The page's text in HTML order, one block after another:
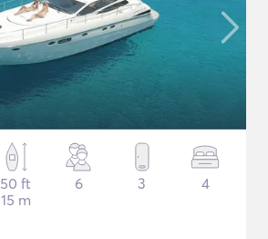
50 ft
15 m
6 3 4